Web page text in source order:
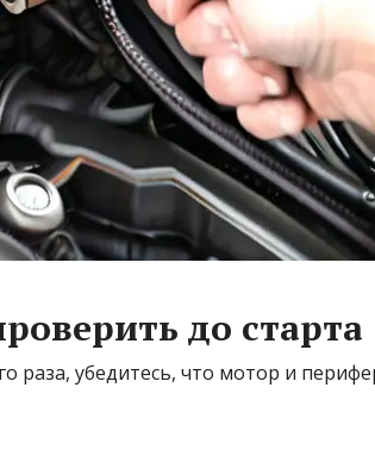
до старта
раза, убедитесь, что мотор и